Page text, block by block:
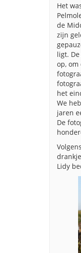
Het
de
zijn
ligt.
op, om
het
We
jaren
De
Lidy